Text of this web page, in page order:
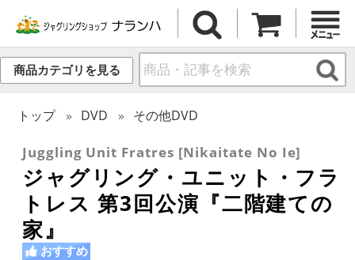
商品カテゴリを見る
トップ DVD その他DVD
Juggling Unit Fratres [Nikaitate No Ie]
ジャグリング・ユニット・フラ
トレス 第3回公演『二階建ての
家』
おすすめ